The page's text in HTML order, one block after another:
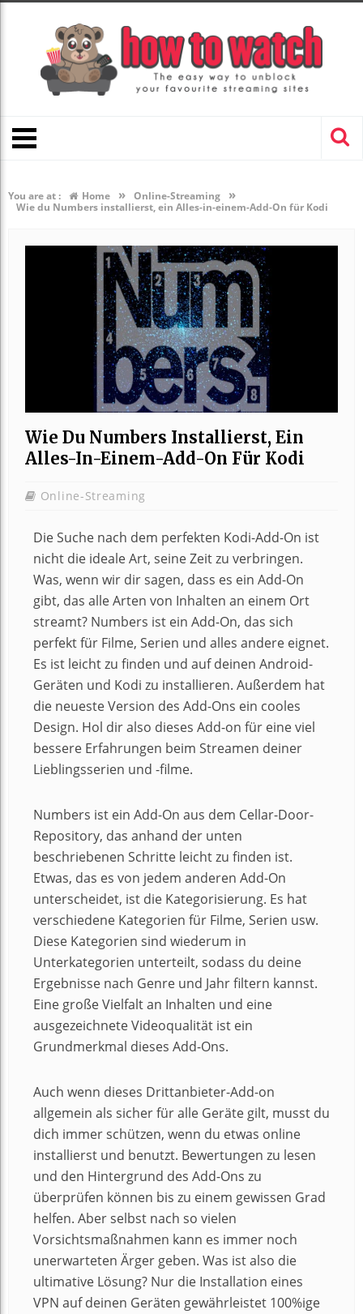
You are at : Home » Online-Streaming »
Wie du Numbers installierst, ein Alles-in-einem-Add-On für Kodi
Wie Du Numbers Installierst, Ein
Alles-In-Einem-Add-On Für Kodi
Online-Streaming
Die Suche nach dem perfekten Kodi-Add-On ist
nicht die ideale Art, seine Zeit zu verbringen.
Was, wenn wir dir sagen, dass es ein Add-On
gibt, das alle Arten von Inhalten an einem Ort
streamt? Numbers ist ein Add-On, das sich
perfekt für Filme, Serien und alles andere eignet.
Es ist leicht zu finden und auf deinen Android-
Geräten und Kodi zu installieren. Außerdem hat
die neueste Version des Add-Ons ein cooles
Design. Hol dir also dieses Add-on für eine viel
bessere Erfahrungen beim Streamen deiner
Lieblingsserien und -filme.
Numbers ist ein Add-On aus dem Cellar-Door-
Repository, das anhand der unten
beschriebenen Schritte leicht zu finden ist.
Etwas, das es von jedem anderen Add-On
unterscheidet, ist die Kategorisierung. Es hat
verschiedene Kategorien für Filme, Serien usw.
Diese Kategorien sind wiederum in
Unterkategorien unterteilt, sodass du deine
Ergebnisse nach Genre und Jahr filtern kannst.
Eine große Vielfalt an Inhalten und eine
ausgezeichnete Videoqualität ist ein
Grundmerkmal dieses Add-Ons.
Auch wenn dieses Drittanbieter-Add-on
allgemein als sicher für alle Geräte gilt, musst du
dich immer schützen, wenn du etwas online
installierst und benutzt. Bewertungen zu lesen
und den Hintergrund des Add-Ons zu
überprüfen können bis zu einem gewissen Grad
helfen. Aber selbst nach so vielen
Vorsichtsmaßnahmen kann es immer noch
unerwarteten Ärger geben. Was ist also die
ultimative Lösung? Nur die Installation eines
VPN auf deinen Geräten gewährleistet 100%ige